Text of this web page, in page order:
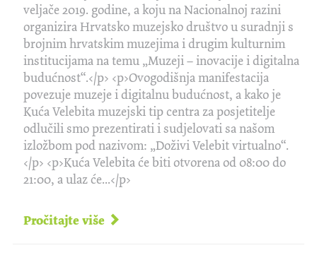
veljače 2019. godine, a koju na Nacionalnoj razini
organizira Hrvatsko muzejsko društvo u suradnji s
brojnim hrvatskim muzejima i drugim kulturnim
institucijama na temu „Muzeji – inovacije i digitalna
budućnost“.</p> <p>Ovogodišnja manifestacija
povezuje muzeje i digitalnu budućnost, a kako je
Kuća Velebita muzejski tip centra za posjetitelje
odlučili smo prezentirati i sudjelovati sa našom
izložbom pod nazivom: „Doživi Velebit virtualno“.
</p> <p>Kuća Velebita će biti otvorena od 08:00 do
21:00, a ulaz će...</p>
Pročitajte više